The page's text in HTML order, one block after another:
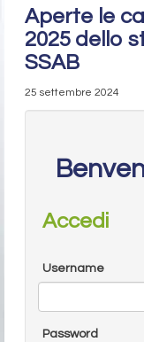
Aperte le
2025 dello
SSAB
25 settembre 2024
Accedi
Username
Password